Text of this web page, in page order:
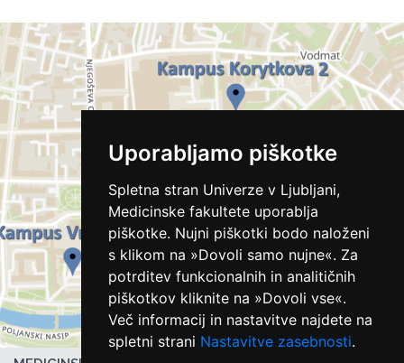
Uporabljamo piškotke
Spletna stran Univerze v Ljubljani,
Medicinske fakultete uporablja
piškotke. Nujni piškotki bodo naloženi
s klikom na »Dovoli samo nujne«. Za
potrditev funkcionalnih in analitičnih
piškotkov kliknite na »Dovoli vse«.
Več informacij in nastavitve najdete na
spletni strani Nastavitve zasebnosti.